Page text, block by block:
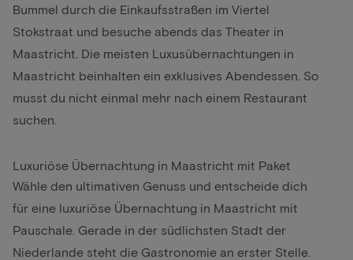
Bummel durch die Einkaufsstraßen im Viertel
Stokstraat und besuche abends das Theater in
Maastricht. Die meisten Luxusübernachtungen in
Maastricht beinhalten ein exklusives Abendessen. So
musst du nicht einmal mehr nach einem Restaurant
suchen.
Luxuriöse Übernachtung in Maastricht mit Paket
Wähle den ultimativen Genuss und entscheide dich
für eine luxuriöse Übernachtung in Maastricht mit
Pauschale. Gerade in der südlichsten Stadt der
Niederlande steht die Gastronomie an erster Stelle.